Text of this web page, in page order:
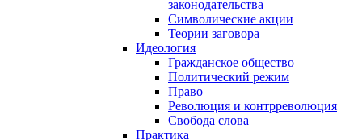
законодательства
Символические акции
Теории заговора
Идеология
Гражданское общество
Политический режим
Право
Революция и контрреволюция
Свобода слова
Практика